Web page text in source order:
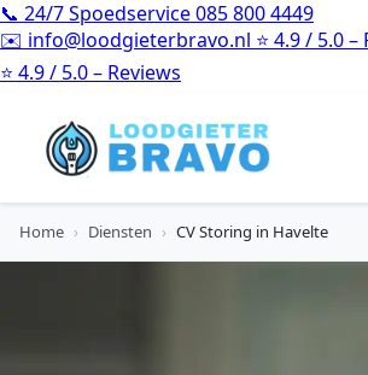
📞 24/7 Spoedservice085 800 4449
✉️ info@loodgieterbravo.nl ⭐ 4.9 / 5.0 –
⭐ 4.9 / 5.0 – Reviews
Home › Diensten › CV Storing in Havelte